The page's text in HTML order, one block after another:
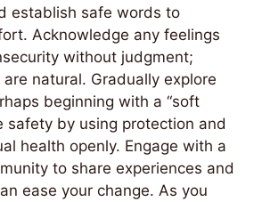
establish safe words to
Acknowledge any feelings
without judgment;
natural. Gradually explore
beginning with a “soft
safety by using protection and
health openly. Engage with a
to share experiences and
ease your change. As you